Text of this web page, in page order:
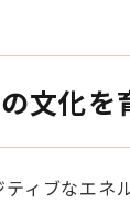
文化を
ィブなエネ